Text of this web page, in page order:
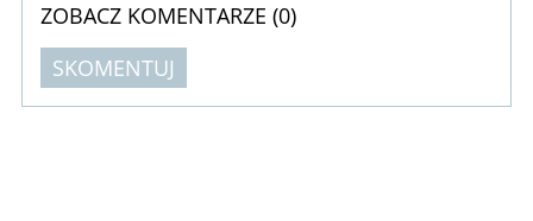
ZOBACZ KOMENTARZE (0)
SKOMENTUJ